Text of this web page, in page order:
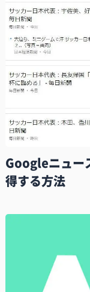
Googleニュー
得する方法